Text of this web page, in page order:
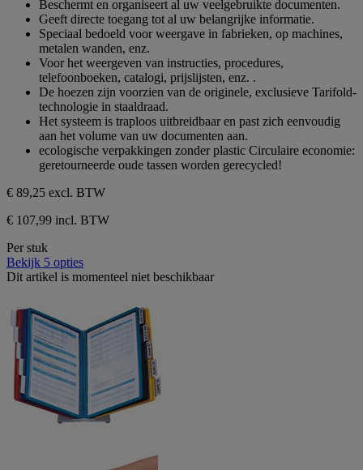
Beschermt en organiseert al uw veelgebruikte documenten.
Geeft directe toegang tot al uw belangrijke informatie.
Speciaal bedoeld voor weergave in fabrieken, op machines,
metalen wanden, enz.
Voor het weergeven van instructies, procedures,
telefoonboeken, catalogi, prijslijsten, enz. .
De hoezen zijn voorzien van de originele, exclusieve Tarifold-
technologie in staaldraad.
Het systeem is traploos uitbreidbaar en past zich eenvoudig
aan het volume van uw documenten aan.
ecologische verpakkingen zonder plastic Circulaire economie:
geretourneerde oude tassen worden gerecycled!
€ 89,25 excl. BTW
€ 107,99 incl. BTW
Per stuk
Bekijk 5 opties
Dit artikel is momenteel niet beschikbaar